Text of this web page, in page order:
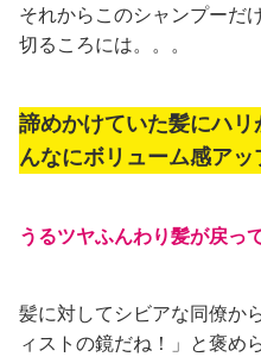
それからこのシャンプーだ
切るころには。。。
諦めかけていた髪にハ
んなにボリューム感アッ
うるツヤふんわり髪が戻っ
髪に対してシビアな同僚か
ィストの鏡だね！」と褒め